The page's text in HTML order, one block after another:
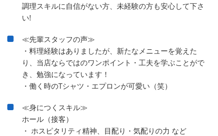
調理スキルに自信がない方、未経験の方も安心して下さ
い!
≪先輩スタッフの声≫
・料理経験はありましたが、新たなメニューを覚えた
り、当店ならではのワンポイント・工夫を学ぶことがで
き、勉強になっています！
・働く時のTシャツ・エプロンが可愛い（笑）
≪身につくスキル≫
ホール（接客）
・ ホスピタリティ精神、目配り・気配りの力 など